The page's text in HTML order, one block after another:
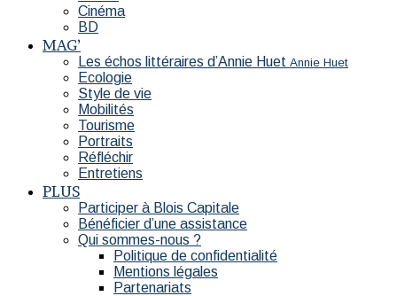
Cinéma
BD
MAG’
Les échos littéraires d’Annie Huet Annie Huet
Ecologie
Style de vie
Mobilités
Tourisme
Portraits
Réfléchir
Entretiens
PLUS
Participer à Blois Capitale
Bénéficier d’une assistance
Qui sommes-nous ?
Politique de confidentialité
Mentions légales
Partenariats